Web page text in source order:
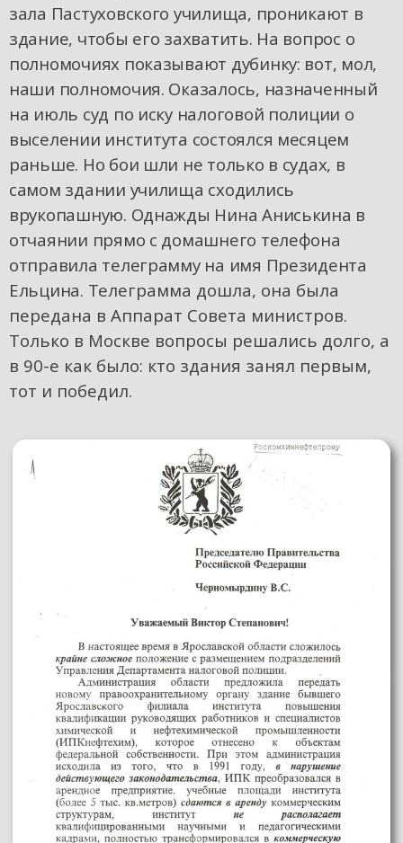
зала Пастуховского училища, проникают в
здание, чтобы его захватить. На вопрос о
полномочиях показывают дубинку: вот, мол,
наши полномочия. Оказалось, назначенный
на июль суд по иску налоговой полиции о
выселении института состоялся месяцем
раньше. Но бои шли не только в судах, в
самом здании училища сходились
врукопашную. Однажды Нина Аниськина в
отчаянии прямо с домашнего телефона
отправила телеграмму на имя Президента
Ельцина. Телеграмма дошла, она была
передана в Аппарат Совета министров.
Только в Москве вопросы решались долго, а
в 90-е как было: кто здания занял первым,
тот и победил.